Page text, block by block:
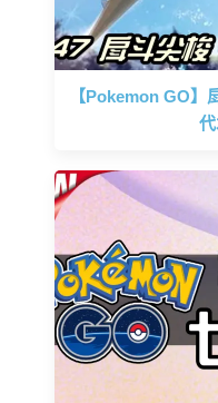
【Pokemon GO】